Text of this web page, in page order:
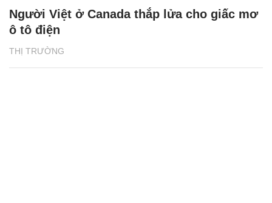
THỊ TRƯỜNG
Người Việt ở Canada thắp lửa cho giấc mơ
ô tô điện